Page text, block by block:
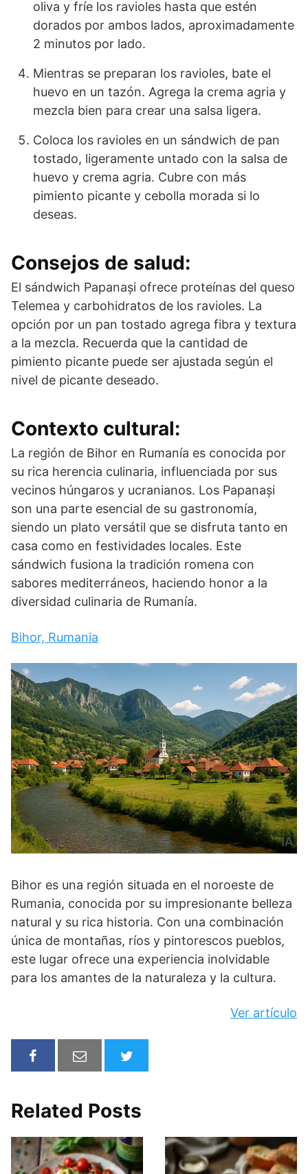
oliva y fríe los ravioles hasta que estén
dorados por ambos lados, aproximadamente
2 minutos por lado.
Mientras se preparan los ravioles, bate el
huevo en un tazón. Agrega la crema agria y
mezcla bien para crear una salsa ligera.
Coloca los ravioles en un sándwich de pan
tostado, ligeramente untado con la salsa de
huevo y crema agria. Cubre con más
pimiento picante y cebolla morada si lo
deseas.
Consejos de salud:
El sándwich Papanași ofrece proteínas del queso
Telemea y carbohidratos de los ravioles. La
opción por un pan tostado agrega fibra y textura
a la mezcla. Recuerda que la cantidad de
pimiento picante puede ser ajustada según el
nivel de picante deseado.
Contexto cultural:
La región de Bihor en Rumanía es conocida por
su rica herencia culinaria, influenciada por sus
vecinos húngaros y ucranianos. Los Papanași
son una parte esencial de su gastronomía,
siendo un plato versátil que se disfruta tanto en
casa como en festividades locales. Este
sándwich fusiona la tradición romena con
sabores mediterráneos, haciendo honor a la
diversidad culinaria de Rumanía.
Bihor, Rumania
Bihor es una región situada en el noroeste de
Rumania, conocida por su impresionante belleza
natural y su rica historia. Con una combinación
única de montañas, ríos y pintorescos pueblos,
este lugar ofrece una experiencia inolvidable
para los amantes de la naturaleza y la cultura.
Ver artículo
Related Posts